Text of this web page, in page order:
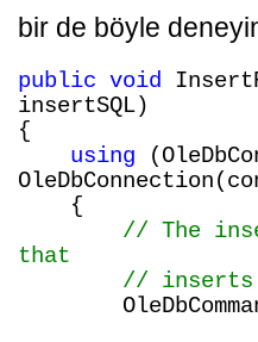
bir de böyle
public void
insertSQL)
{
using
{
// The
that
// inserts
OleDbCommand